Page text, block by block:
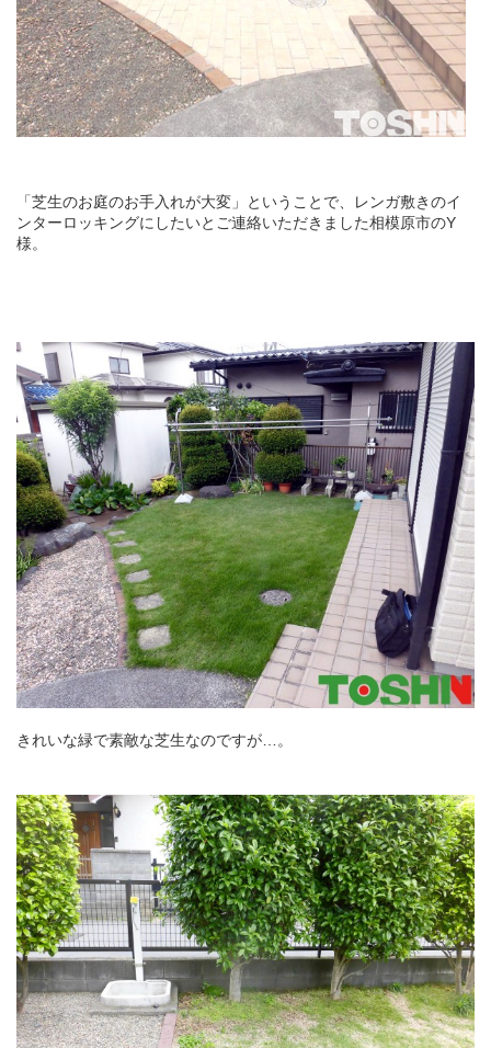
「芝生のお庭のお手入れが大変」ということで、レンガ敷きのイ
ンターロッキングにしたいとご連絡いただきました相模原市のY
様。
きれいな緑で素敵な芝生なのですが…。